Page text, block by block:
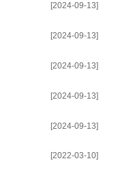
[2024-09-13]
[2024-09-13]
[2024-09-13]
[2024-09-13]
[2024-09-13]
[2022-03-10]